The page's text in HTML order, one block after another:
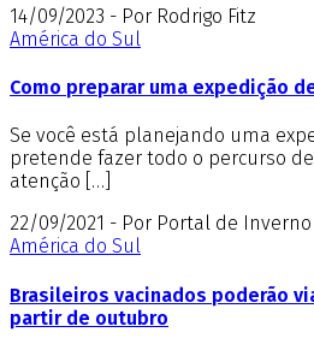
14/09/2023 - Por Rodrigo Fitz
América do Sul
Como preparar uma expedição
Se você está planejando uma
pretende fazer todo o percurso
atenção […]
22/09/2021 - Por Portal de Inverno
América do Sul
Brasileiros vacinados poderão
partir de outubro